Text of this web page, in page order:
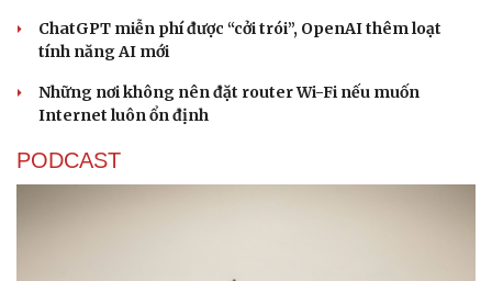
ChatGPT miễn phí được “cởi trói”, OpenAI thêm loạt
tính năng AI mới
Những nơi không nên đặt router Wi-Fi nếu muốn
Internet luôn ổn định
PODCAST